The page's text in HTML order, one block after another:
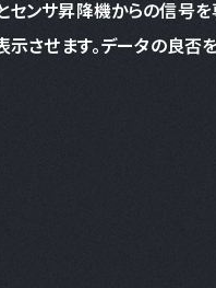
センサ昇降機からの信号
示させます。データの良否